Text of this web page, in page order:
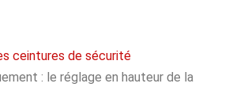
ceintures de sécurité
: le réglage en hauteur de la